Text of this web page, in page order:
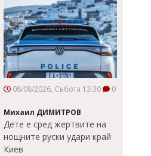
08/08/2026, Събота 13:30 0
Михаил ДИМИТРОВ
Дете е сред жертвите на
нощните руски удари край
Киев